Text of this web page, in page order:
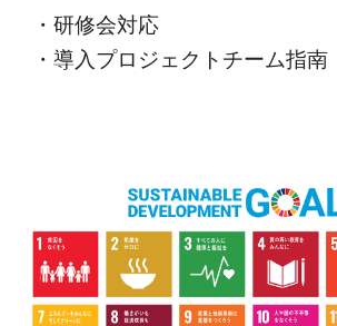
・研修会対応
・導入プロジェクトチーム指南